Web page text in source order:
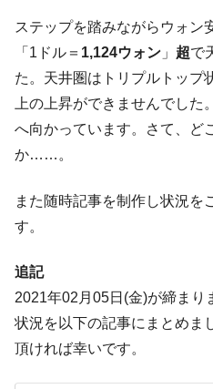
国の過剰生産が世界を蝕む。
『Money1』
韓国製造業「半
種は全般的「不調」⇒ PSIが
『Money1』
【米韓激突案
ン』1人当たり賠償10万ウォ
『Money1』
『Money1』
「KDDX」1番艦、2032年竣工
『Money1』
韓国政府『
は韓国で『BYD』車は売れて
1.9倍！
『Money1』
在韓米国大使
く空港に詰めかけ「出て行け
ステップを踏みながらウォン
「1ドル＝ 1,124ウォン 」 超で
た。天井圏はトリプルトップ
上の上昇ができませんでした
へ向かっています。さて、ど
か……。
また随時記事を制作し状況を
す。
追記
2021年02月05日(金)が締まり
状況を以下の記事にまとめま
頂ければ幸いです。